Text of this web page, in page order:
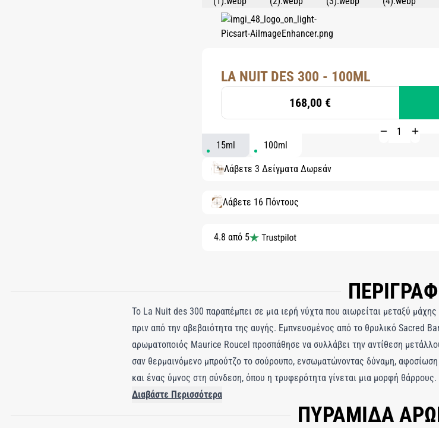
LA NUIT DES 300 - 100ML
168,00 €
15ml 100ml
Λάβετε 3 Δείγματα Δωρεάν
Λάβετε 16 Πόντους
4.8 από 5
Το La Nuit des 300 παραπέμπει σε μια ιερή νύχτα που αιωρείται μεταξύ
πριν από την αβεβαιότητα της αυγής. Εμπνευσμένος από το θρυλικό Sacred
αρωματοποιός Maurice Roucel προσπάθησε να συλλάβει την αντίθεση
σαν θερμαινόμενο μπρούτζο το σούρουπο, ενσωματώνοντας δύναμη, αφοσίωση
και ένας ύμνος στη σύνδεση, όπου η τρυφερότητα γίνεται μια μορφή
από αμπρετολίδη, ακονισμένη από φυτική αρτεμισία και λαμπερό
Στην καρδιά του, ο μόσχος αμβροξειδίου αναμειγνύεται με λεβάντα και
Διαβάστε Περισσότερα
ΠΥΡΑΜΙΔΑ